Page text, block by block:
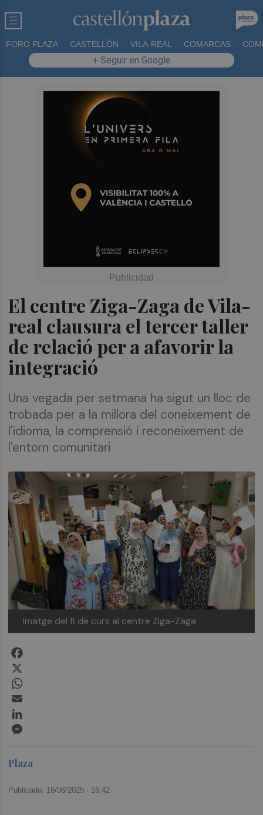
FORO PLAZA CASTELLÓN VILA-REAL COMARCAS
+ Seguir en Google
El centre Ziga-Zaga de Vila-
real clausura el tercer taller
de relació per a afavorir la
integració
Una vegada per setmana ha sigut un lloc de
trobada per a la millora del coneixement de
l'idioma, la comprensió i reconeixement de
l'entorn comunitari
Imatge del fi de curs al centre Ziga-Zaga
Plaza
Publicado: 16/06/2025 · 16:42